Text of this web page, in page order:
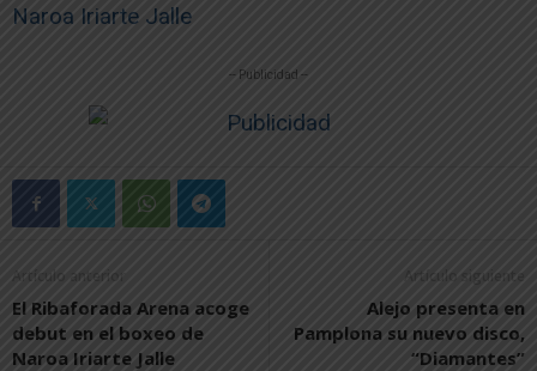
Naroa Iriarte Jalle
-- Publicidad --
Artículo anterior
El Ribaforada Arena acoge
debut en el boxeo de
Naroa Iriarte Jalle
Artículo siguiente
Alejo presenta en
Pamplona su nuevo disco,
“Diamantes”